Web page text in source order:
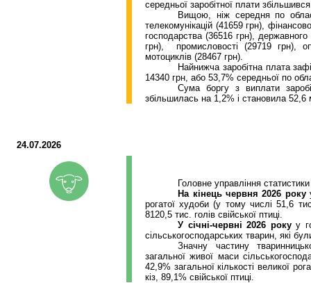
середньої заробітної плати
Вищою, ніж середня по
телекомунікацій (41659 грн),
господарства (36516 грн),
грн),
промисловості (29719 грн),
мотоциклів (28467 грн).
Найнижча заробітна плата
14340 грн, або 53,7% середньої по
Сума боргу з виплати
збільшилась на 1,2% і становила 52,6
24.07.2026
Головне управління
На кінець червня 2026 року
рогатої худоби (у тому числі 51,6
8120,5 тис. голів свійської птиці.
У січні-червні 2026 рокуу
сільськогосподарських тварин, які
Значну частину
загальної живої маси
42,9% загальної кількості великої
кіз, 89,1% свійської птиці.